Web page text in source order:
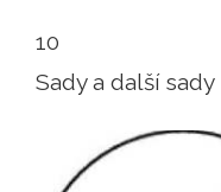
10
Sady a další sady